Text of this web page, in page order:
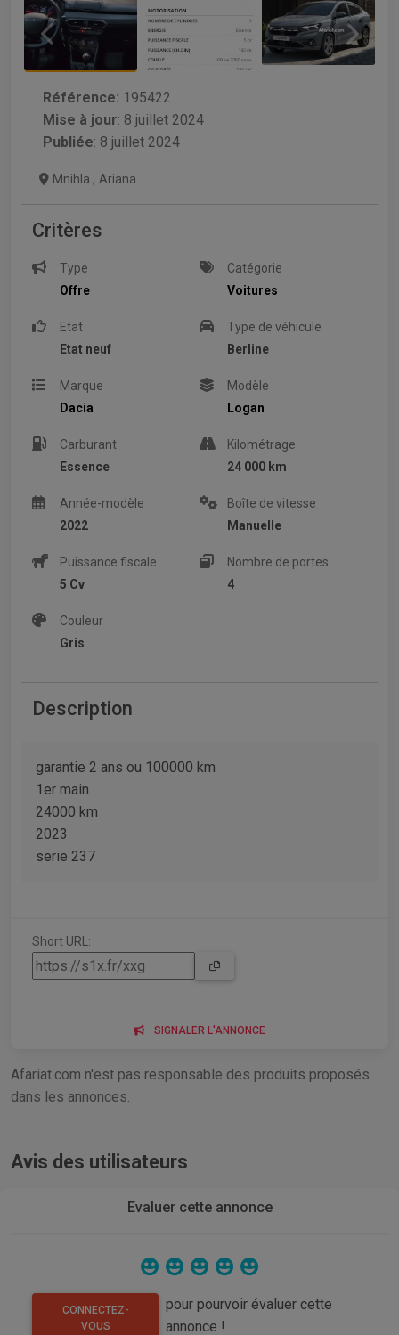
Référence: 195422
Mise à jour: 8 juillet 2024
Publiée: 8 juillet 2024
Mnihla , Ariana
Critères
Type
Offre
Catégorie
Voitures
Etat
Etat neuf
Type de véhicule
Berline
Marque
Dacia
Modèle
Logan
Carburant
Essence
Kilométrage
24 000 km
Année-modèle
2022
Boîte de vitesse
Manuelle
Puissance fiscale
5 Cv
Nombre de portes
4
Couleur
Gris
Description
garantie 2 ans ou 100000 km
1er main
24000 km
2023
serie 237
Short URL:
SIGNALER L'ANNONCE
Afariat.com n'est pas responsable des produits proposés
dans les annonces.
Avis des utilisateurs
Evaluer cette annonce
CONNECTEZ-
VOUS
pour pourvoir évaluer cette
annonce !